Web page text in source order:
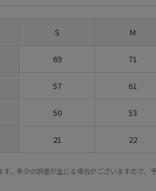
S M
69 71
57 61
50 53
21 22
。多少の誤差が生じる場合がございますので、